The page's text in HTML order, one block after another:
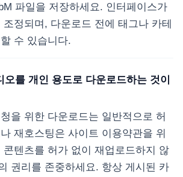
파일을 저장하세요. 인터페이스가
정되며, 다운로드 전에 태그나 카테
수 있습니다.
오를 개인 용도로 다운로드하는 것이
을 위한 다운로드는 일반적으로 허
재호스팅은 사이트 이용약관을 위
콘텐츠를 허가 없이 재업로드하지 않
권리를 존중하세요. 항상 게시된 카